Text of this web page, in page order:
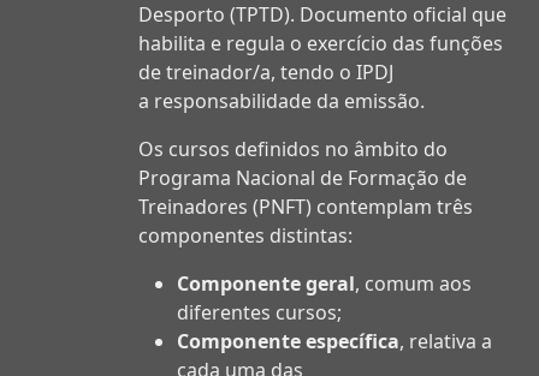
Desporto (TPTD). Documento oficial que
habilita e regula o exercício das funções
de treinador/a, tendo o IPDJ
a responsabilidade da emissão.
Os cursos definidos no âmbito do
Programa Nacional de Formação de
Treinadores (PNFT) contemplam três
componentes distintas:
Componente geral, comum aos
diferentes cursos;
Componente específica, relativa a
cada uma das